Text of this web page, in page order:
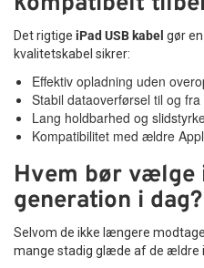
Det rigtige iPad USB kabel gør
kvalitetskabel sikrer:
Effektiv opladning uden
Stabil dataoverførsel til og
Lang holdbarhed og
Kompatibilitet med ældre
Hvem bør vælge
generation i dag?
Selvom de ikke længere
mange stadig glæde af de ældre